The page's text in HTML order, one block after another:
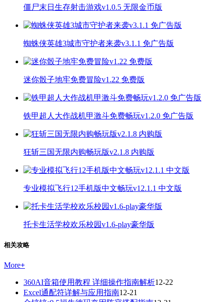
僵尸末日生存射击游戏v1.0.5 无限金币版
蜘蛛侠英雄3城市守护者来袭v3.1.1 免广告版
迷你骰子地牢免费冒险v1.22 免费版
铁甲超人大作战机甲激斗免费畅玩v1.2.0 免广告版
狂斩三国无限内购畅玩版v2.1.8 内购版
专业模拟飞行12手机版中文畅玩v12.1.1 中文版
托卡生活学校欢乐校园v1.6-play豪华版
相关攻略
More+
360AI音箱使用教程 详细操作指南解析12-22
Excel通配符详解与应用指南12-21